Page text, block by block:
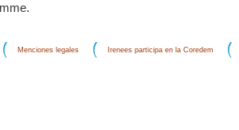
Menciones legales Irenees participa en la Coredem